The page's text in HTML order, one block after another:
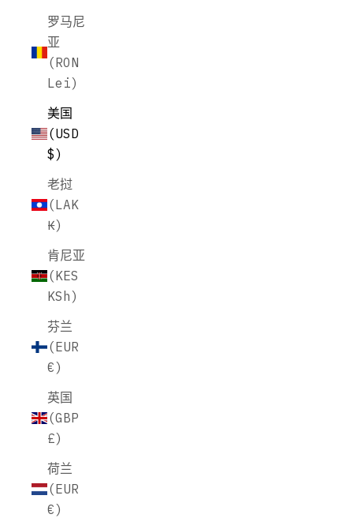
罗马尼
亚
(RON
Lei)
美国
(USD
$)
老挝
(LAK
₭)
肯尼亚
(KES
KSh)
芬兰
(EUR
€)
英国
(GBP
£)
荷兰
(EUR
€)